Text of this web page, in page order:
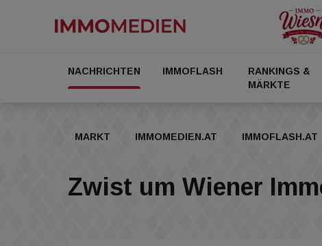
NACHRICHTEN IMMOFLASH
RANKINGS &
MÄRKTE
MARKT IMMOMEDIEN.AT IMMOFLASH.AT
Zwist um Wiener